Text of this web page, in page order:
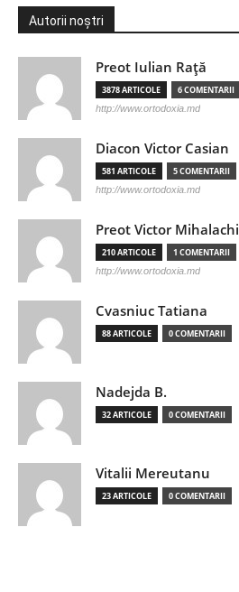
Autorii noștri
Preot Iulian Raţă
3878 ARTICOLE 6 COMENTARII
http://www.ortodoxia.md
Diacon Victor Casian
581 ARTICOLE 5 COMENTARII
http://www.ortodoxia.md
Preot Victor Mihalachi
210 ARTICOLE 1 COMENTARII
http://www.ortodoxia.md
Cvasniuc Tatiana
88 ARTICOLE 0 COMENTARII
Nadejda B.
32 ARTICOLE 0 COMENTARII
Vitalii Mereutanu
23 ARTICOLE 0 COMENTARII